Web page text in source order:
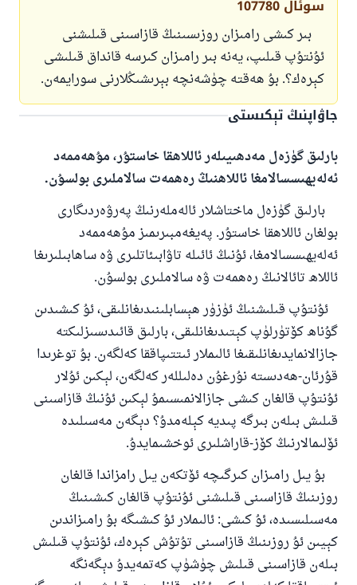
سوئال 107780
بىر كىشى رامىزان روزىسىنىڭ قازاسىنى قىلىشنى
ئۇنتۇپ قىلىپ، يەنە بىر رامىزان كىرسە قانداق قىلىشى
كېرەك؟. بۇ ھەقتە چۈشەنچە بېرىشىڭلارنى سورايمەن.
جاۋاپنىڭ تېكىستى
بارلىق گۈزەل مەدھىيىلەر ئاللاھقا خاستۇر، مۇھەممەد
ئەلەيھىسسالامغا ئاللاھنىڭ رەھمەت سالاملىرى بولسۇن.
بارلىق گۈزەل ماختاشلار ئالەملەرنىڭ پەرۋەردىگارى
بولغان ئاللاھقا خاستۇر. پەيغەمبىرىمىز مۇھەممەد
ئەلەيھىسسالامغا، ئۇنىڭ ئائىلە تاۋابىئاتلىرى ۋە ساھابىلىرىغا
ئاللاھ تائالانىڭ رەھمەت ۋە سالاملىرى بولسۇن.
ئۇنتۇپ قىلىشنىڭ ئۈزۈر ھېسابلىنىدىغانلىقى، ئۇ كىشىدىن
گۇناھ كۆتۈرلۈپ كېتىدىغانلىقى، بارلىق قائىدىسىزلىكتە
جازالانمايدىغانلىقىغا ئالىملار ئىتتىپاققا كەلگەن. بۇ توغرىدا
قۇرئان-ھەدىستە نۇرغۇن دەلىللەر كەلگەن، لېكىن ئۇلار
ئۇنتۇپ قالغان كىشى جازالانمىسىمۇ لېكىن ئۇنىڭ قازاسىنى
قىلىش بىلەن بىرگە پىديە كېلەمدۇ؟ دېگەن مەسىلىدە
ئۆلىمالارنىڭ كۆز-قاراشلىرى ئوخشىمايدۇ.
بۇ يىل رامىزان كىرگىچە ئۆتكەن يىل رامزاندا قالغان
روزىنىڭ قازاسىنى قىلىشنى ئۇنتۇپ قالغان كىشىنىڭ
مەسىلىسىدە، ئۇ كىشى: ئالىملار ئۇ كىشىگە بۇ رامىزاندىن
كېيىن ئۇ روزىنىڭ قازاسىنى تۇتۇش كېرەك، ئۇنتۇپ قىلىش
بىلەن قازاسىنى قىلىش چۈشۈپ كەتمەيدۇ دېگەنگە